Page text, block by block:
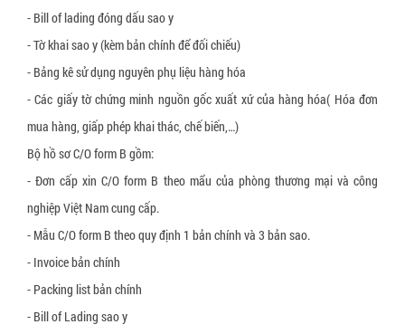
- Bill of lading đóng dấu sao y
- Tờ khai sao y (kèm bản chính để đối chiếu)
- Bảng kê sử dụng nguyên phụ liệu hàng hóa
- Các giấy tờ chứng minh nguồn gốc xuất xứ của hàng hóa( Hóa đơn
mua hàng, giấp phép khai thác, chế biến,…)
Bộ hồ sơ C/O form B gồm:
- Đơn cấp xin C/O form B theo mẩu của phòng thương mại và công
nghiệp Việt Nam cung cấp.
- Mẫu C/O form B theo quy định 1 bản chính và 3 bản sao.
- Invoice bản chính
- Packing list bản chính
- Bill of Lading sao y